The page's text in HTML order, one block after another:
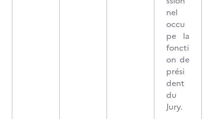
nel
occu
pe la
foncti
on de
prési
dent
du
Jury.